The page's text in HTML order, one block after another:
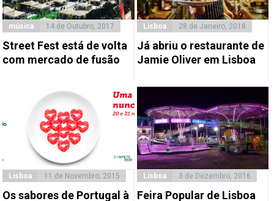
música 14 de Outubro, 2017
Street Fest está de volta
com mercado de fusão
Lisboa 28 de Janeiro, 2018
Já abriu o restaurante de
Jamie Oliver em Lisboa
Lisboa 11 de Novembro, 2015
Os sabores de Portugal à
Lisboa 3 de Dezembro, 2016
Feira Popular de Lisboa